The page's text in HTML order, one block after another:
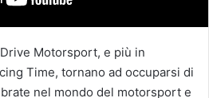
Motorsport, e più in
Time, tornano ad occuparsi di
nel mondo del motorsport e